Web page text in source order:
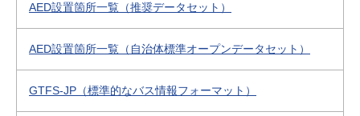
AED設置箇所一覧（推奨データセット）
AED設置箇所一覧（自治体標準オープンデータセット）
GTFS-JP（標準的なバス情報フォーマット）